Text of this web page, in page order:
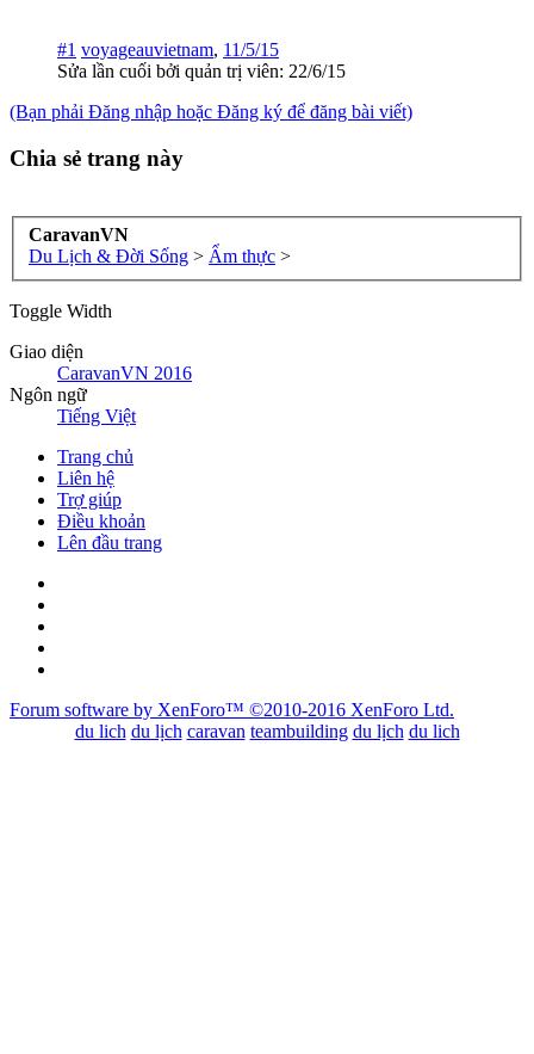
#1 voyageauvietnam, 11/5/15
Sửa lần cuối bởi quản trị viên: 22/6/15
(Bạn phải Đăng nhập hoặc Đăng ký để đăng bài viết)
Chia sẻ trang này
CaravanVN
Du Lịch & Đời Sống > Ẩm thực >
Toggle Width
Giao diện
CaravanVN 2016
Ngôn ngữ
Tiếng Việt
Trang chủ
Liên hệ
Trợ giúp
Điều khoản
Lên đầu trang
Forum software by XenForo™ ©2010-2016 XenForo Ltd.
du lich du lịch caravan teambuilding du lịch du lich